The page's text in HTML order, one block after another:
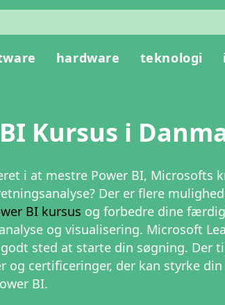
hardware teknologi
Kursus i
i at mestre Power BI, Microsofts
Der er flere
BI kursus og forbedre dine
og visualisering. Microsoft
sted at starte din søgning. Der
og certificeringer, der kan styrke din
BI.